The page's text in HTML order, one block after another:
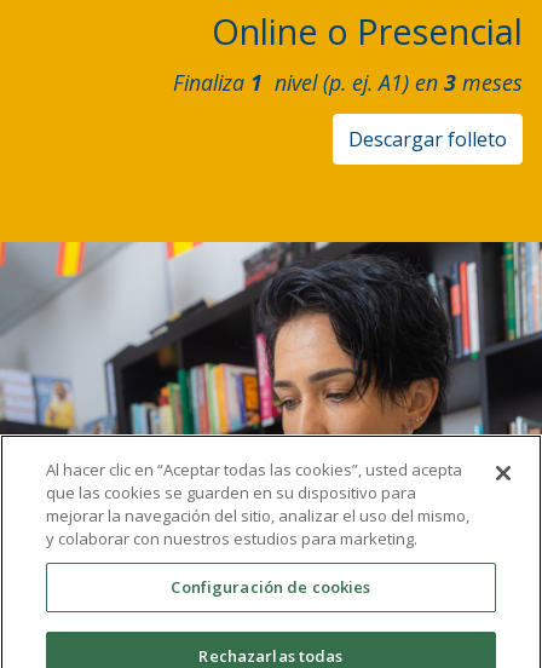
Online o Presencial
Finaliza 1 nivel (p. ej. A1) en 3 meses
Descargar folleto
Al hacer clic en “Aceptar todas las cookies”, usted acepta
que las cookies se guarden en su dispositivo para
mejorar la navegación del sitio, analizar el uso del mismo,
y colaborar con nuestros estudios para marketing.
Configuración de cookies
Rechazarlas todas